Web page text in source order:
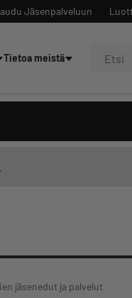
Jäsenpalveluun
Tietoa meistä
jäsenedut ja palvelut